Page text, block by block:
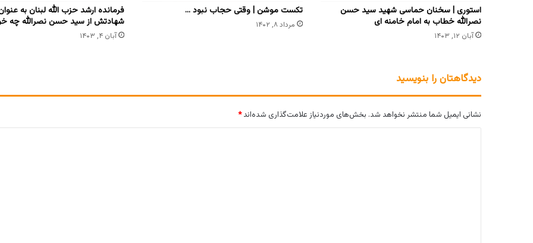
استوری | سخنان حماسی شهید سید حسن
نصرالله خطاب به امام خامنه ای
آبان ۱۲, ۱۴۰۳
تکست موشن | وقتی حجاب نبود …
مرداد ۸, ۱۴۰۲
فرمانده ارشد حزب الله لبنان به‌
شهادتش از سید حسن نصرالله چه
آبان ۴, ۱۴۰۳
دیدگاهتان را بنویسید
نشانی ایمیل شما منتشر نخواهد شد. بخش‌های موردنیاز علامت‌گذاری شده‌اند*